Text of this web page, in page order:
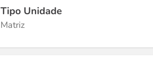
Tipo Unidade
Matriz